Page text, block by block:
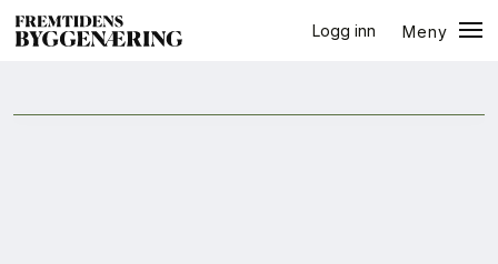
Logg inn
Meny
ressursbruk